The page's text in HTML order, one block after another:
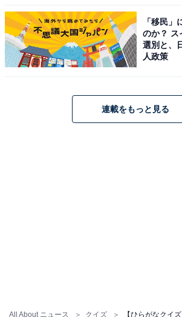
All About ニュース クイズ
「移民
のか？ ス
選別と、
人政策
連載をもっと見る